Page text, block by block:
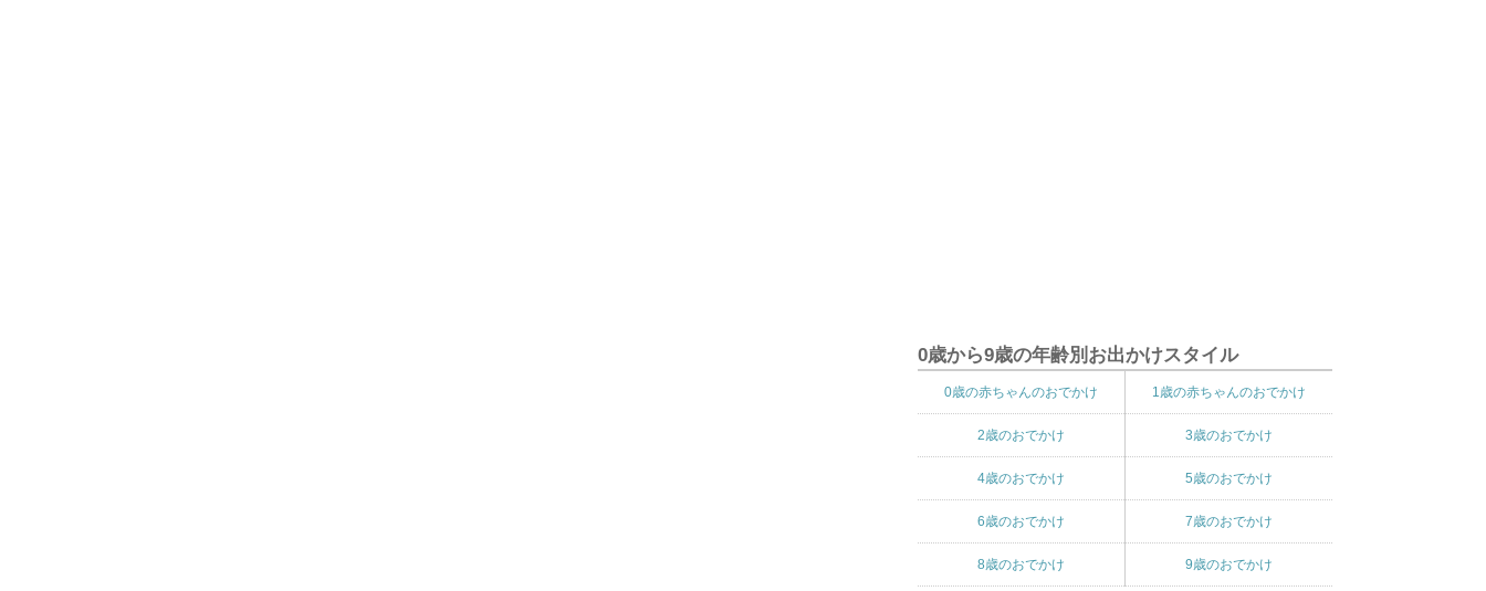
0歳から9歳の年齢別お出かけスタイル
0歳の赤ちゃんのおでかけ 1歳の赤ちゃんのおでかけ
2歳のおでかけ 3歳のおでかけ
4歳のおでかけ 5歳のおでかけ
6歳のおでかけ 7歳のおでかけ
8歳のおでかけ 9歳のおでかけ